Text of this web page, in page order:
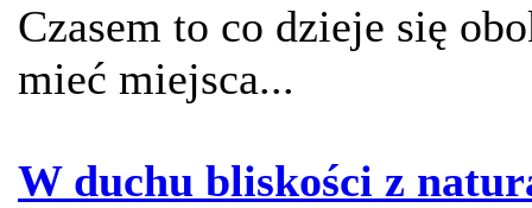
Czasem to co dzieje się
mieć miejsca...
W duchu bliskości z